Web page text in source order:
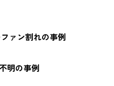
ァン割れの事例
明の事例